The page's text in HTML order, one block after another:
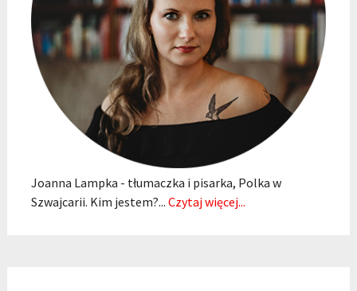
Joanna Lampka - tłumaczka i pisarka, Polka w
Szwajcarii. Kim jestem?... Czytaj więcej...